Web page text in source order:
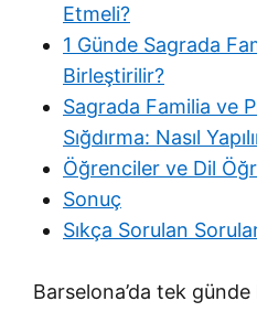
Etmeli?
1 Günde Sagrada
Birleştirilir?
Sagrada Familia ve
Sığdırma: Nasıl
Öğrenciler ve Dil
Sonuç
Sıkça Sorulan
Barselona’da tek